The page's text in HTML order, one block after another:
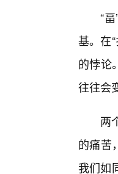
“
基。在
的悖论
往往会
两
的痛苦
我们如